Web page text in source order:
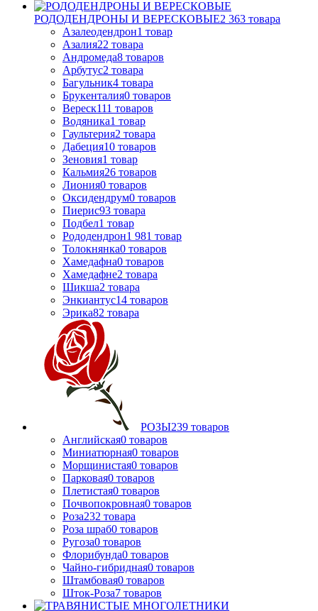
РОДОДЕНДРОНЫ И ВЕРЕСКОВЫЕ2 363 товара
Азалеодендрон1 товар
Азалия22 товара
Андромеда8 товаров
Арбутус2 товара
Багульник4 товара
Брукенталия0 товаров
Вереск111 товаров
Водяника1 товар
Гаультерия2 товара
Дабеция10 товаров
Зеновия1 товар
Кальмия26 товаров
Лиония0 товаров
Оксидендрум0 товаров
Пиерис93 товара
Подбел1 товар
Рододендрон1 981 товар
Толокнянка0 товаров
Хамедафна0 товаров
Хамедафне2 товара
Шикша2 товара
Энкиантус14 товаров
Эрика82 товара
РОЗЫ239 товаров
Английская0 товаров
Миниатюрная0 товаров
Морщинистая0 товаров
Парковая0 товаров
Плетистая0 товаров
Почвопокровная0 товаров
Роза232 товара
Роза шраб0 товаров
Ругоза0 товаров
Флорибунда0 товаров
Чайно-гибридная0 товаров
Штамбовая0 товаров
Шток-Роза7 товаров